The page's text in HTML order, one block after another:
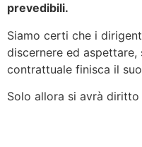
prevedibili.
Siamo certi che i
discernere ed aspettare,
contrattuale finisca il
Solo allora si avrà